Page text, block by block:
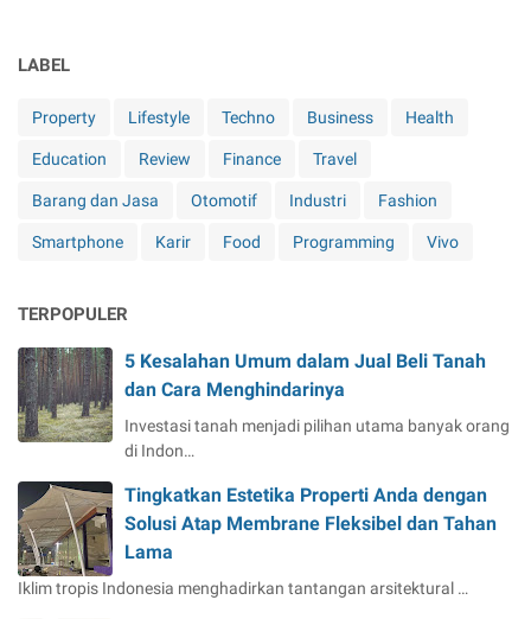
LABEL
Property Lifestyle Techno Business Health
Education Review Finance Travel
Barang dan Jasa Otomotif Industri Fashion
Smartphone Karir Food Programming Vivo
TERPOPULER
5 Kesalahan Umum dalam Jual Beli Tanah
dan Cara Menghindarinya
Investasi tanah menjadi pilihan utama banyak orang
di Indon…
Tingkatkan Estetika Properti Anda dengan
Solusi Atap Membrane Fleksibel dan Tahan
Lama
Iklim tropis Indonesia menghadirkan tantangan arsitektural …